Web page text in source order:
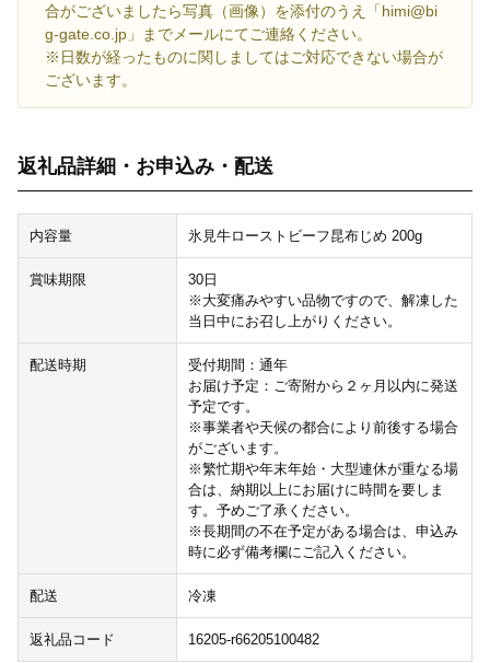
合がございましたら写真（画像）を添付のうえ「himi@bi
g-gate.co.jp」までメールにてご連絡ください。
※日数が経ったものに関しましてはご対応できない場合が
ございます。
返礼品詳細・お申込み・配送
内容量 氷見牛ローストビーフ昆布じめ 200g
賞味期限
30日
※大変痛みやすい品物ですので、解凍した
当日中にお召し上がりください。
配送時期
受付期間：通年
お届け予定：ご寄附から２ヶ月以内に発送
予定です。
※事業者や天候の都合により前後する場合
がございます。
※繁忙期や年末年始・大型連休が重なる場
合は、納期以上にお届けに時間を要しま
す。予めご了承ください。
※長期間の不在予定がある場合は、申込み
時に必ず備考欄にご記入ください。
配送 冷凍
返礼品コード 16205-r66205100482